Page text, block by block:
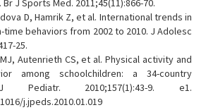
J Sports Med. 2011;45(11):866-70.
D, Hamrik Z, et al. International trends in
behaviors from 2002 to 2010. J Adolesc
25.
Autenrieth CS, et al. Physical activity and
among schoolchildren: a 34-country
Pediatr. 2010;157(1):43-9. e1.
j.jpeds.2010.01.019